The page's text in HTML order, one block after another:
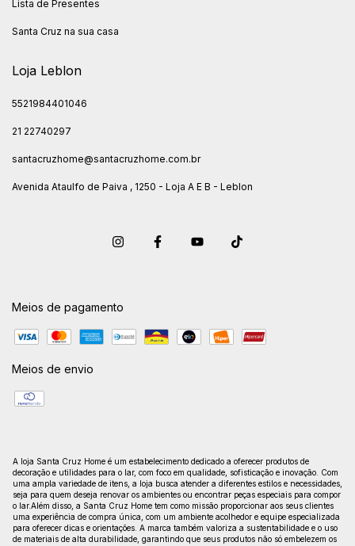
Lista de Presentes
Santa Cruz na sua casa
Loja Leblon
5521984401046
21 22740297
santacruzhome@santacruzhome.com.br
Avenida Ataulfo de Paiva , 1250 - Loja A E B - Leblon
Meios de pagamento
Meios de envio
A loja Santa Cruz Home é um estabelecimento dedicado a oferecer produtos de
decoração e utilidades para o lar, com foco em qualidade, sofisticação e inovação. Com
uma ampla variedade de itens, a loja busca atender a diferentes estilos e necessidades,
seja para quem deseja renovar os ambientes ou encontrar peças especiais para compor
o lar.Além disso, a Santa Cruz Home tem como missão proporcionar aos seus clientes
uma experiência de compra única, com um ambiente acolhedor e equipe especializada
para oferecer dicas e orientações. A marca também valoriza a sustentabilidade e o uso
de materiais de alta durabilidade, garantindo que seus produtos não só embelezem os